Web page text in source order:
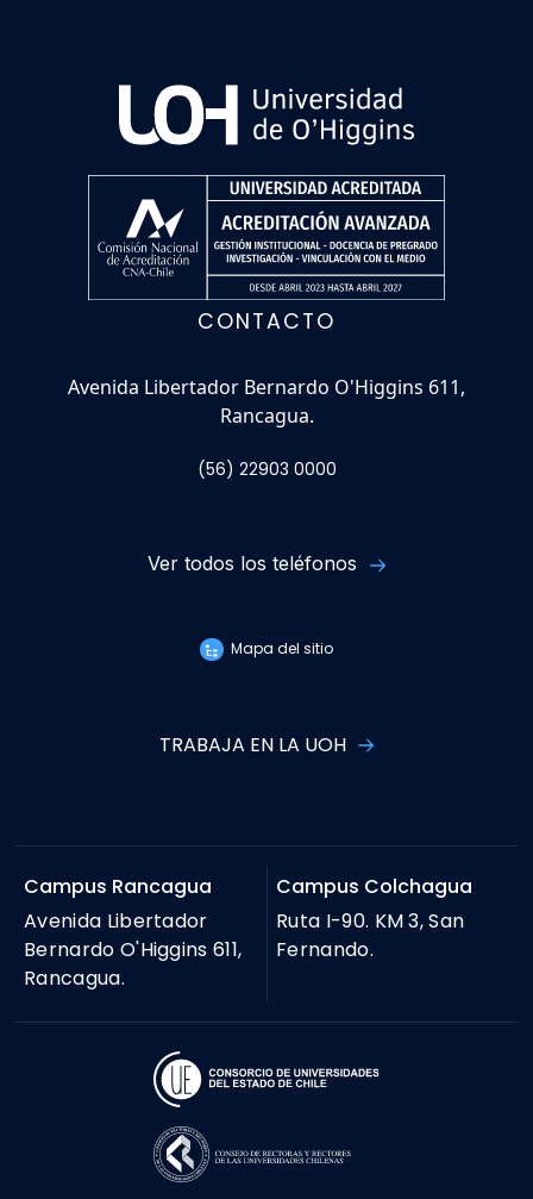
CONTACTO
Avenida Libertador Bernardo O'Higgins 611,
Rancagua.
(56) 22903 0000
Ver todos los teléfonos
Mapa del sitio
TRABAJA EN LA UOH
Campus Rancagua
Avenida Libertador
Bernardo O'Higgins 611,
Rancagua.
Campus Colchagua
Ruta I-90. KM 3, San
Fernando.